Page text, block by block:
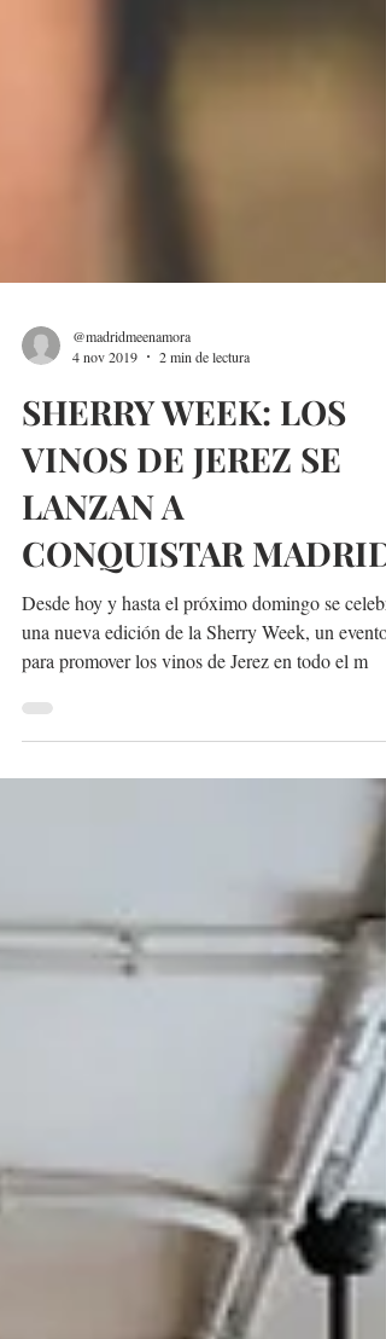
@madridmeenamora
SHERRY WEEK: LOS
VINOS DE JEREZ SE
LANZAN A
CONQUISTAR MADRID
Desde hoy y hasta el próximo domingo se celebra
una nueva edición de la Sherry Week, un evento
para promover los vinos de Jerez en todo el m